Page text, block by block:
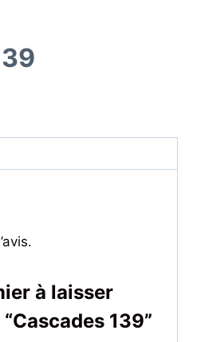
à laisser
139”